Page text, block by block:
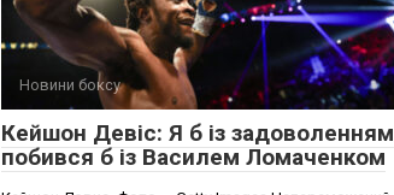
Новини боксу
Кейшон Девіс: Я б із задоволенням
побився б із Василем Ломаченком